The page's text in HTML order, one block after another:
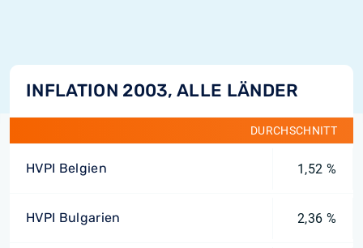
INFLATION 2003, ALLE LÄNDER
DURCHSCHNITT
HVPI Belgien 1,52 %
HVPI Bulgarien 2,36 %